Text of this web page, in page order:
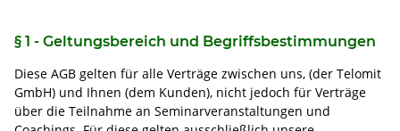
§ 1 - Geltungsbereich und Begriffsbestimmungen
Diese AGB gelten für alle Verträge zwischen uns, (der Telomit
GmbH) und Ihnen (dem Kunden), nicht jedoch für Verträge
über die Teilnahme an Seminarveranstaltungen und